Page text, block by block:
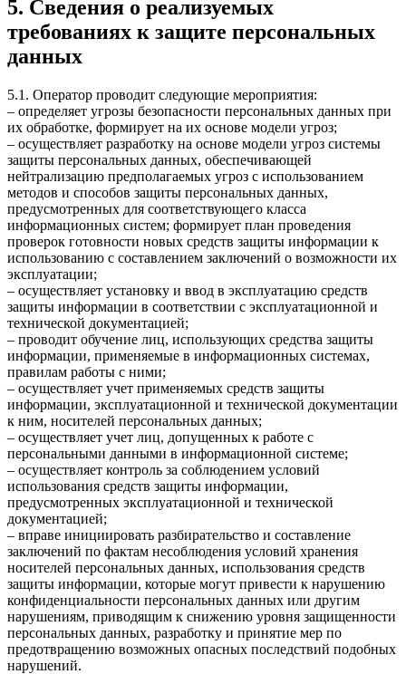
5. Сведения о реализуемых
требованиях к защите персональных
данных
5.1. Оператор проводит следующие мероприятия:
– определяет угрозы безопасности персональных данных при
их обработке, формирует на их основе модели угроз;
– осуществляет разработку на основе модели угроз системы
защиты персональных данных, обеспечивающей
нейтрализацию предполагаемых угроз с использованием
методов и способов защиты персональных данных,
предусмотренных для соответствующего класса
информационных систем; формирует план проведения
проверок готовности новых средств защиты информации к
использованию с составлением заключений о возможности их
эксплуатации;
– осуществляет установку и ввод в эксплуатацию средств
защиты информации в соответствии с эксплуатационной и
технической документацией;
– проводит обучение лиц, использующих средства защиты
информации, применяемые в информационных системах,
правилам работы с ними;
– осуществляет учет применяемых средств защиты
информации, эксплуатационной и технической документации
к ним, носителей персональных данных;
– осуществляет учет лиц, допущенных к работе с
персональными данными в информационной системе;
– осуществляет контроль за соблюдением условий
использования средств защиты информации,
предусмотренных эксплуатационной и технической
документацией;
– вправе инициировать разбирательство и составление
заключений по фактам несоблюдения условий хранения
носителей персональных данных, использования средств
защиты информации, которые могут привести к нарушению
конфиденциальности персональных данных или другим
нарушениям, приводящим к снижению уровня защищенности
персональных данных, разработку и принятие мер по
предотвращению возможных опасных последствий подобных
нарушений.